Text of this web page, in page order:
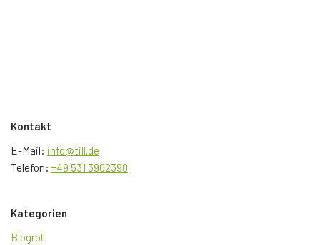
Kontakt
E-Mail: info@till.de
Telefon: +49 531 3902390
Kategorien
Blogroll